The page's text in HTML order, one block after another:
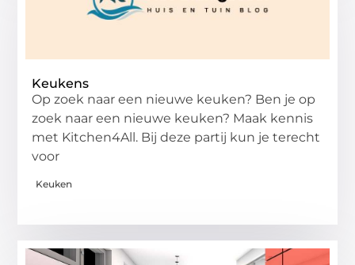
Keukens
Op zoek naar een nieuwe keuken? Ben je op
zoek naar een nieuwe keuken? Maak kennis
met Kitchen4All. Bij deze partij kun je terecht
voor
Keuken